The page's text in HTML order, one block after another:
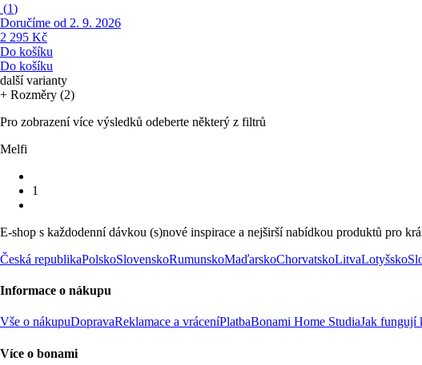
(1)
Doručíme od 2. 9. 2026
2 295 Kč
Do košíku
Do košíku
další varianty
+ Rozměry (2)
Pro zobrazení více výsledků odeberte některý z filtrů
Melfi
1
E-shop s každodenní dávkou (s)nové inspirace a nejširší nabídkou produktů pro
Česká republikaPolskoSlovenskoRumunskoMaďarskoChorvatskoLitvaLotyšsko
Informace o nákupu
Vše o nákupuDopravaReklamace a vráceníPlatbaBonami Home StudiaJak fungují
Více o bonami